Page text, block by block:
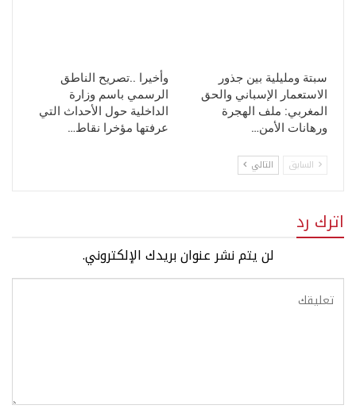
سبتة ومليلية بين جذور
الاستعمار الإسباني والحق
المغربي: ملف الهجرة
ورهانات الأمن…
وأخيرا ..تصريح الناطق
الرسمي باسم وزارة
الداخلية حول الأحداث التي
عرفتها مؤخرا نقاط…
السابق التالي
اترك رد
لن يتم نشر عنوان بريدك الإلكتروني.